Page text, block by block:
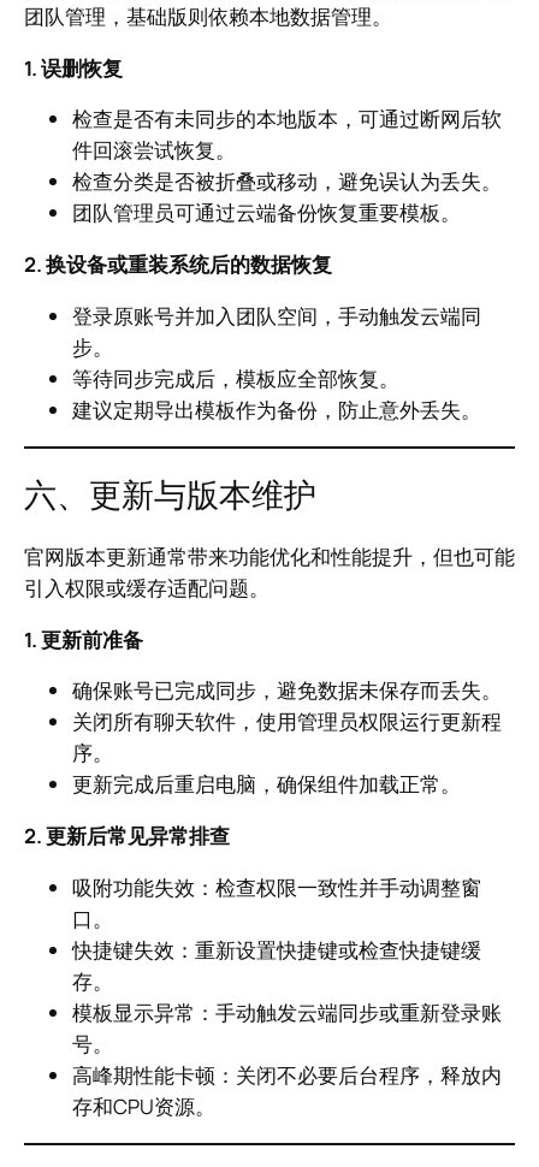
团队管理，基础版则依赖本地数据管理。
1. 误删恢复
检查是否有未同步的本地版本，可通过断网后软
件回滚尝试恢复。
检查分类是否被折叠或移动，避免误认为丢失。
团队管理员可通过云端备份恢复重要模板。
2. 换设备或重装系统后的数据恢复
登录原账号并加入团队空间，手动触发云端同
步。
等待同步完成后，模板应全部恢复。
建议定期导出模板作为备份，防止意外丢失。
六、更新与版本维护
官网版本更新通常带来功能优化和性能提升，但也可能
引入权限或缓存适配问题。
1. 更新前准备
确保账号已完成同步，避免数据未保存而丢失。
关闭所有聊天软件，使用管理员权限运行更新程
序。
更新完成后重启电脑，确保组件加载正常。
2. 更新后常见异常排查
吸附功能失效：检查权限一致性并手动调整窗
口。
快捷键失效：重新设置快捷键或检查快捷键缓
存。
模板显示异常：手动触发云端同步或重新登录账
号。
高峰期性能卡顿：关闭不必要后台程序，释放内
存和CPU资源。